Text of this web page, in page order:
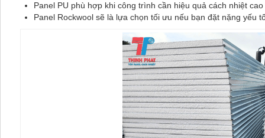
Panel PU phù hợp khi công trình cần hiệu quả cách nhiệt
Panel Rockwool sẽ là lựa chọn tối ưu nếu bạn đặt nặng yếu